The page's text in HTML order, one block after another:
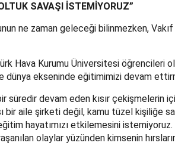
SAVAŞI İSTEMİYORUZ”
ne zaman geleceği bilinmezken,
Hava Kurumu Üniversitesi öğrencileri
dünya ekseninde eğitimimizi devam
süredir devam eden kısır çekişmelerin
bir aile şirketi değil, kamu tüzel kişiliğe
hayatımızı etkilemesini
olaylar yüzünden kimsenin